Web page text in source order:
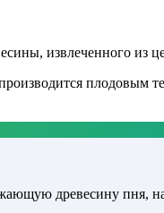
извлеченного из
древесину пня,